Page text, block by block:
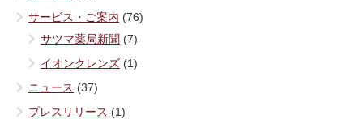
サービス・ご案内 (76)
サツマ薬局新聞 (7)
イオンクレンズ (1)
ニュース (37)
プレスリリース (1)